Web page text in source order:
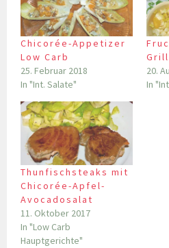
Chicorée-Appetizer
Low Carb
25. Februar 2018
In "Int. Salate"
20.
In
Thunfischsteaks mit
Chicorée-Apfel-
Avocadosalat
11. Oktober 2017
In "Low Carb
Hauptgerichte"